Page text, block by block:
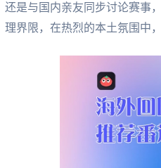
还是与国内亲友同步讨论赛事
理界限，在热烈的本土氛围中